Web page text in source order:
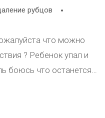
рубцов
что можно
? Ребенок упал и
боюсь что останется